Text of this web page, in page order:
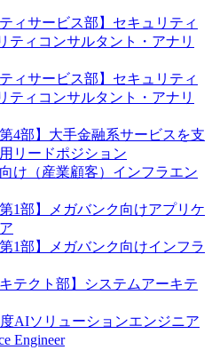
ィサービス部】セキュリティ
ティコンサルタント・アナリ
ィサービス部】セキュリティ
ティコンサルタント・アナリ
4部】大手金融系サービスを支
リードポジション
け（産業顧客）インフラエン
1部】メガバンク向けアプリケ
1部】メガバンク向けインフラ
テクト部】システムアーキテ
AIソリューションエンジニア
Engineer